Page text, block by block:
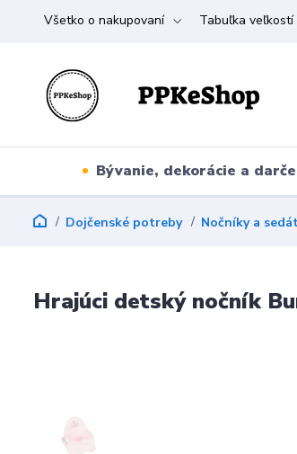
Všetko o nakupovaní Tabuľka veľkostí
Bývanie, dekorácie a
Dojčenské potreby Nočníky a
Hrajúci detský nočník